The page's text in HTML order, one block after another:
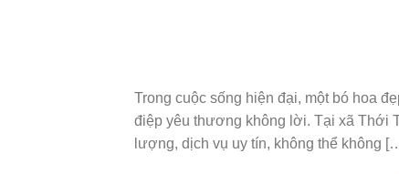
Trong cuộc sống hiện đại, một bó hoa
điệp yêu thương không lời. Tại xã Thới
lượng, dịch vụ uy tín, không thể không